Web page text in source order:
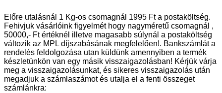
Előre utalásnál 1 Kg-os csomagnál 1995 Ft a postaköltség.
Fehivjuk vásárlóink figyelmét hogy nagyméretű csomagnál ,
50000,- Ft értéknél illetve magasabb súlynál a postaköltség
változik az MPL díjszabásának megfelelően!. Bankszámlát a
rendelés feldolgozása utan küldünk amennyiben a termék
készletünkön van egy másik visszaigazolásban! Kérjük várja
meg a visszaigazolásunkat, és sikeres visszaigazolás után
megadjuk a számlaszámot és utalja el a fenti összeget
számlánkra: